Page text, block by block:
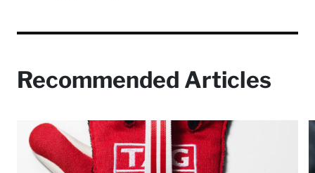
Recommended Articles